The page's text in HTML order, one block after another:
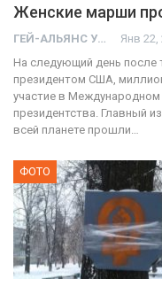
Женские марши
ГЕЙ-АЛЬЯНС УКРАИНА Янв 22,
На следующий день после
президентом США,
участие в
президентства. Главный
всей планете прошли…
ФОТО